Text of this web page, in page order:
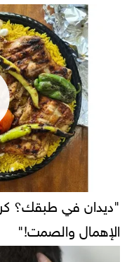
"ديدان في طبقك؟
الإهمال والصمت!"